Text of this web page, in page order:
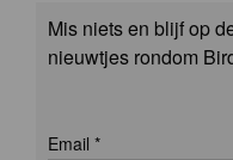
Mis niets en blijf op
nieuwtjes rondom
Email *